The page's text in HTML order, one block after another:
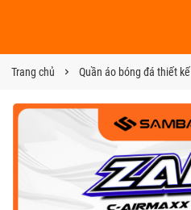
Trang chủ Quần áo bóng đá thiết kế